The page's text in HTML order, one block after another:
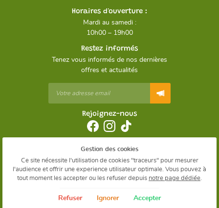
Horaires d'ouverture :
Mardi au samedi :
10h00 – 19h00
Restez informés
Tenez vous informés de nos dernières
offres et actualités
Rejoignez-nous
Mentions Légales
Conditions générales d'utilisation
Politique de confidentialité
Gestion des cookies
Gestion des cookies
Ce site nécessite l'utilisation de cookies "traceurs" pour mesurer
l'audience et offrir une experience utilisateur optimale. Vous pouvez à
tout moment les accepter ou les refuser depuis notre page dédiée.
Refuser Ignorer Accepter